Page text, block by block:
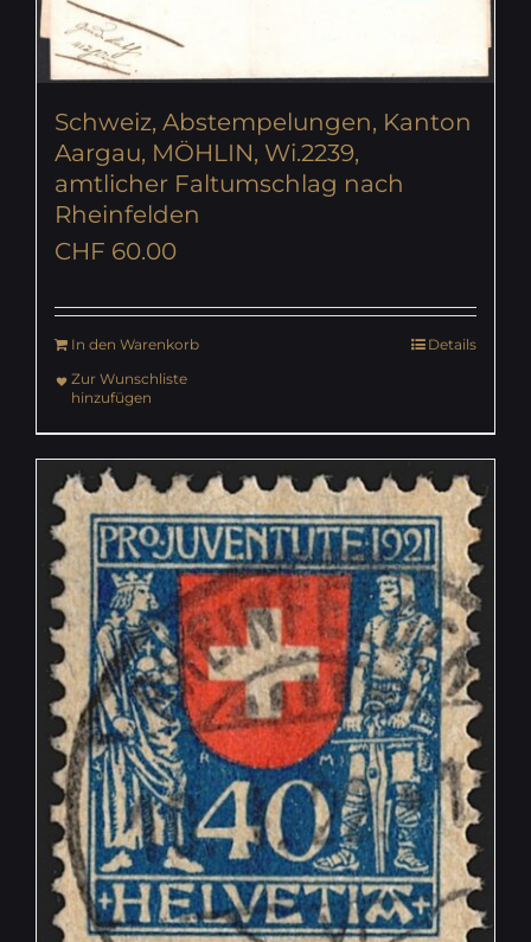
Schweiz, Abstempelungen, Kanton
Aargau, MÖHLIN, Wi.2239,
amtlicher Faltumschlag nach
Rheinfelden
CHF 60.00
In den Warenkorb
Details
Zur Wunschliste
hinzufügen